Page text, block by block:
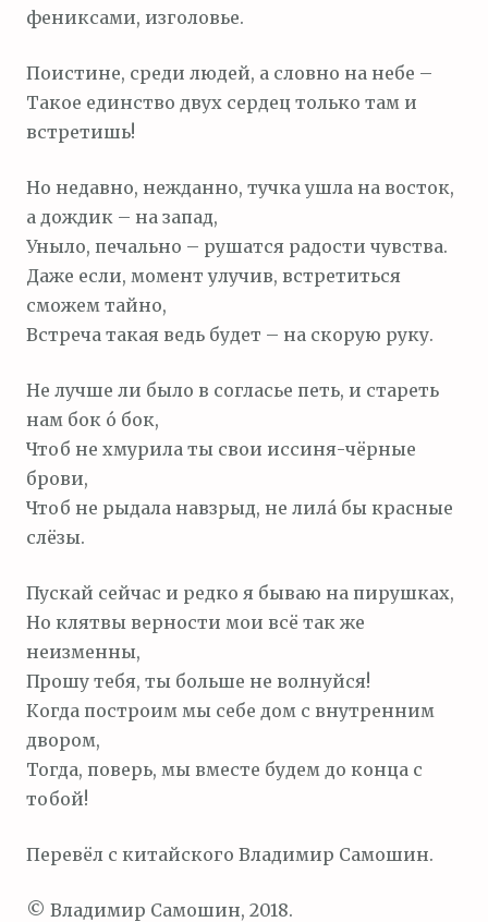
фениксами, изголовье.
Поистине, среди людей, а словно на небе –
Такое единство двух сердец только там и
встретишь!
Но недавно, нежданно, тучка ушла на восток,
а дождик – на запад,
Уныло, печально – рушатся радости чувства.
Даже если, момент улучив, встретиться
сможем тайно,
Встреча такая ведь будет – на скорую руку.
Не лучше ли было в согласье петь, и стареть
нам бок о́ бок,
Чтоб не хмурила ты свои иссиня-чёрные
брови,
Чтоб не рыдала навзрыд, не лила́ бы красные
слёзы.
Пускай сейчас и редко я бываю на пирушках,
Но клятвы верности мои всё так же
неизменны,
Прошу тебя, ты больше не волнуйся!
Когда построим мы себе дом с внутренним
двором,
Тогда, поверь, мы вместе будем до конца с
тобой!
Перевёл с китайского Владимир Самошин.
© Владимир Самошин, 2018.